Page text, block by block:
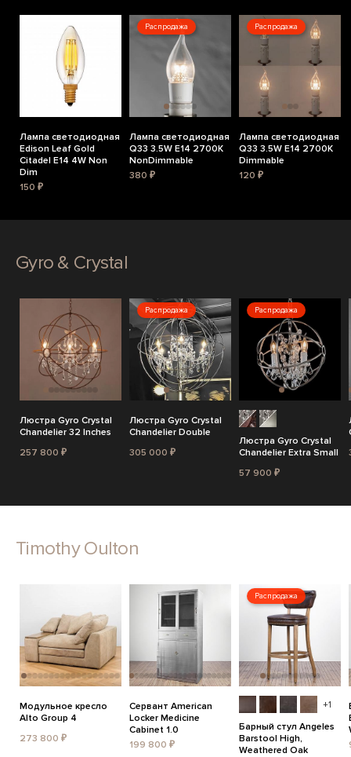
Лампа светодиодная
Edison Leaf Gold
Citadel E14 4W Non
Dim
150 ₽
Распродажа
Лампа светодиодная
Q33 3.5W E14 2700K
NonDimmable
380 ₽
Распродажа
Лампа светодиодная
Q33 3.5W E14 2700K
Dimmable
120 ₽
Gyro & Crystal
Люстра Gyro Crystal
Chandelier 32 Inches
257 800 ₽
Распродажа
Люстра Gyro Crystal
Chandelier Double
305 000 ₽
Распродажа
Люстра Gyro Crystal
Chandelier Extra Small
57 900 ₽
Timothy Oulton
Модульное кресло
Alto Group 4
273 800 ₽
Сервант American
Locker Medicine
Cabinet 1.0
199 800 ₽
Распродажа
+1
Барный стул Angeles
Barstool High,
Weathered Oak